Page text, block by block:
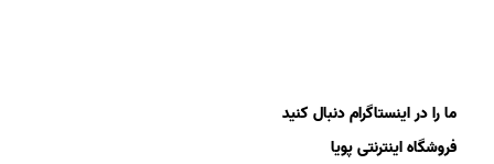
ما را در اینستاگرام دنبال کنید
فروشگاه اینترنتی پویا